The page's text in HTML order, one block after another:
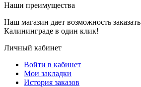
Наши преимущества
Наш магазин дает возможность заказать
Калининграде в один клик!
Личный кабинет
Войти в кабинет
Мои закладки
История заказов